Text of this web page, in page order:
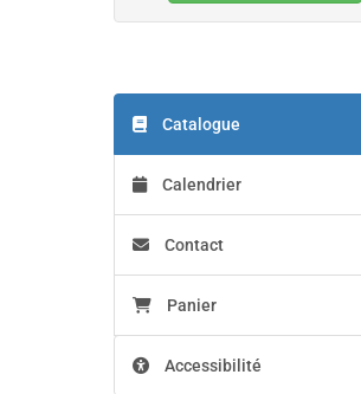
Catalogue
Calendrier
Contact
Panier
Accessibilité